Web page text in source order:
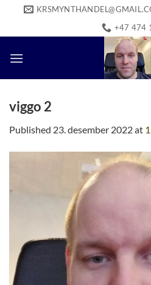
content
+47 474
viggo 2
Published 23. desember 2022at